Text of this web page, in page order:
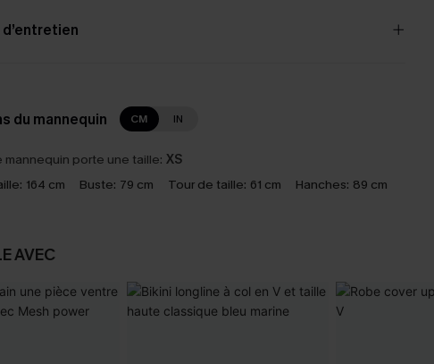
du mannequin CM IN
mannequin porte une taille: XS
164 cm Buste: 79 cm Tour de taille: 61 cm Hanches: 89 cm
AVEC